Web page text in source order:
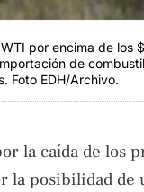
por encima de
de
Foto EDH/Archivo.
la caída de los
la posibilidad